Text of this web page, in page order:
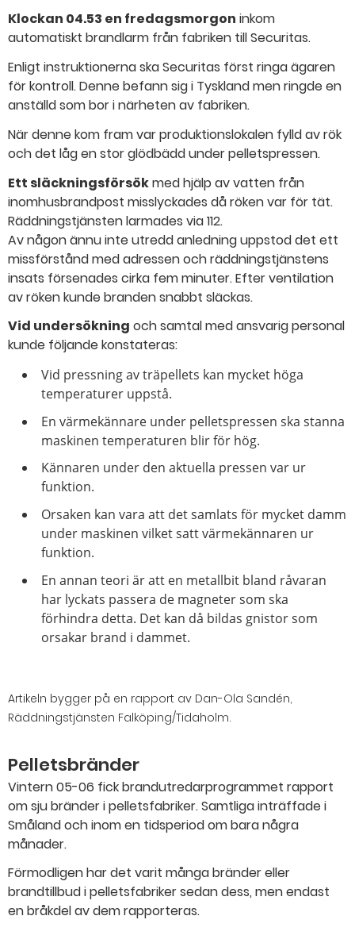
Klockan 04.53 en fredagsmorgon inkom
automatiskt brandlarm från fabriken till Securitas.
Enligt instruktionerna ska Securitas först ringa ägaren
för kontroll. Denne befann sig i Tyskland men ringde en
anställd som bor i närheten av fabriken.
När denne kom fram var produktionslokalen fylld av rök
och det låg en stor glödbädd under pelletspressen.
Ett släckningsförsökmed hjälp av vatten från
inomhusbrandpost misslyckades då röken var för tät.
Räddningstjänsten larmades via 112.
Av någon ännu inte utredd anledning uppstod det ett
missförstånd med adressen och räddningstjänstens
insats försenades cirka fem minuter. Efter ventilation
av röken kunde branden snabbt släckas.
Vid undersökning och samtal med ansvarig personal
kunde följande konstateras:
Vid pressning av träpellets kan mycket höga
temperaturer uppstå.
En värmekännare under pelletspressen ska stanna
maskinen temperaturen blir för hög.
Kännaren under den aktuella pressen var ur
funktion.
Orsaken kan vara att det samlats för mycket damm
under maskinen vilket satt värmekännaren ur
funktion.
En annan teori är att en metallbit bland råvaran
har lyckats passera de magneter som ska
förhindra detta. Det kan då bildas gnistor som
orsakar brand i dammet.
Artikeln bygger på en rapport av Dan-Ola Sandén,
Räddningstjänsten Falköping/Tidaholm.
Pelletsbränder
Vintern 05-06 fick brandutredarprogrammet rapport
om sju bränder i pelletsfabriker. Samtliga inträffade i
Småland och inom en tidsperiod om bara några
månader.
Förmodligen har det varit många bränder eller
brandtillbud i pelletsfabriker sedan dess, men endast
en bråkdel av dem rapporteras.